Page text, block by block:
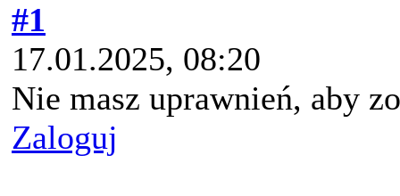
#1
17.01.2025, 08:20
Nie masz uprawnień, aby
Zaloguj